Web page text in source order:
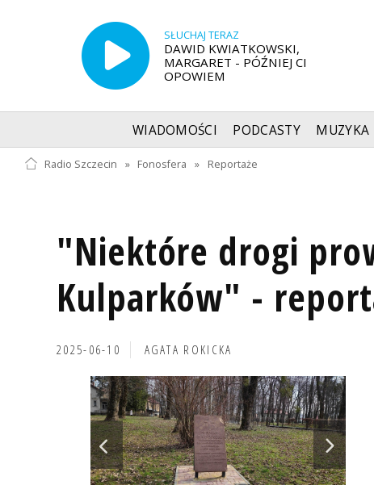
SŁUCHAJ TERAZ
DAWID KWIATKOWSKI,
MARGARET - PÓŹNIEJ CI
OPOWIEM
WIADOMOŚCI PODCASTY MUZYKA
Radio Szczecin » Fonosfera » Reportaże
"Niektóre drogi
Kulparków" -
2025-06-10 AGATA ROKICKA